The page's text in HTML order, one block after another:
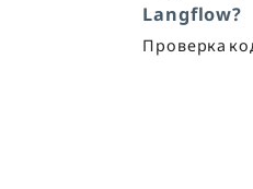
Langflow?
Проверка